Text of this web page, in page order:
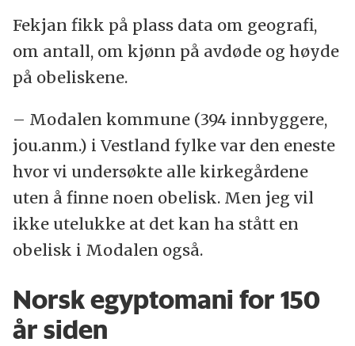
Fekjan fikk på plass data om geografi,
om antall, om kjønn på avdøde og høyde
på obeliskene.
– Modalen kommune (394 innbyggere,
jou.anm.) i Vestland fylke var den eneste
hvor vi undersøkte alle kirkegårdene
uten å finne noen obelisk. Men jeg vil
ikke utelukke at det kan ha stått en
obelisk i Modalen også.
Norsk egyptomani for 150
år siden